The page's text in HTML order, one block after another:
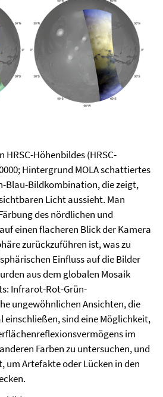
HRSC-Höhenbildes (HRSC-
Hintergrund MOLA schattiertes
Blau-Bildkombination, die zeigt,
Licht aussieht. Man
des nördlichen und
einen flacheren Blick der Kamera
zurückzuführen ist, was zu
Einfluss auf die Bilder
aus dem globalen Mosaik
Infrarot-Rot-Grün-
ungewöhnlichen Ansichten, die
sind eine Möglichkeit,
im
Farben zu untersuchen, und
um Artefakte oder Lücken in den